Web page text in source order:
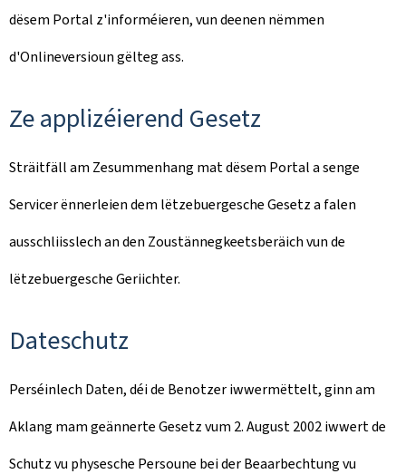
dësem Portal z'informéieren, vun deenen nëmmen
d'Onlineversioun gëlteg ass.
Ze applizéierend Gesetz
Sträitfäll am Zesummenhang mat dësem Portal a senge
Servicer ënnerleien dem lëtzebuergesche Gesetz a falen
ausschliisslech an den Zoustännegkeetsberäich vun de
lëtzebuergesche Geriichter.
Dateschutz
Perséinlech Daten, déi de Benotzer iwwermëttelt, ginn am
Aklang mam geännerte Gesetz vum 2. August 2002 iwwert de
Schutz vu physesche Persoune bei der Beaarbechtung vu